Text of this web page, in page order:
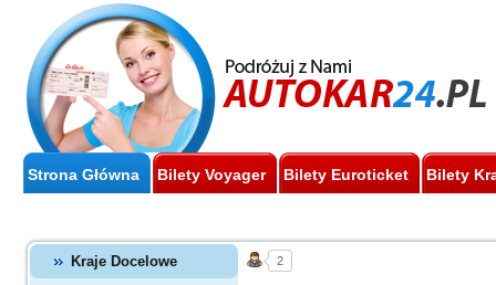
Strona Główna Bilety Voyager Bilety Euroticket Bilety
Kraje Docelowe 2